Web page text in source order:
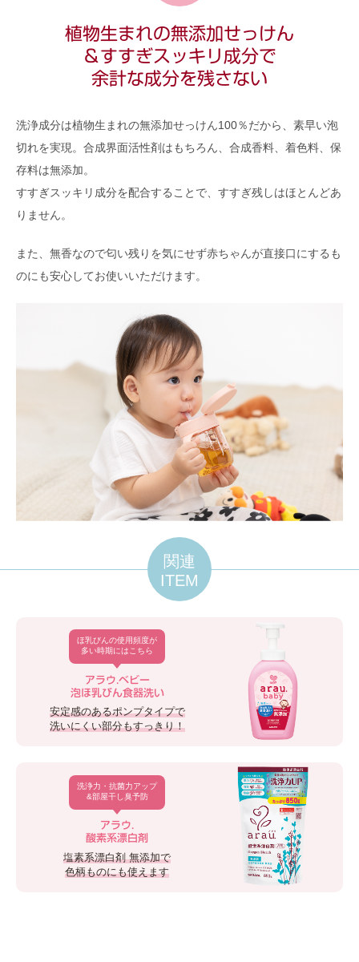
植物生まれの無添加せっけん
＆すすぎスッキリ成分で
余計な成分を残さない
洗浄成分は植物生まれの無添加せっけん100％だから、素早い泡
切れを実現。合成界面活性剤はもちろん、合成香料、着色料、保
存料は無添加。
すすぎスッキリ成分を配合することで、すすぎ残しはほとんどあ
りません。
また、無香なので匂い残りを気にせず赤ちゃんが直接口にするも
のにも安心してお使いいただけます。
関連
ITEM
ほ乳びんの使用頻度が
多い時期にはこちら
アラウ.ベビー
泡ほ乳びん食器洗い
安定感のあるポンプタイプで
洗いにくい部分もすっきり！
洗浄力・抗菌力アップ
&部屋干し臭予防
アラウ.
酸素系漂白剤
塩素系漂白剤 無添加で
色柄ものにも使えます